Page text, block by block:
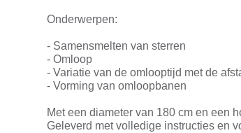
Onderwerpen:
- Samensmelten van sterren
- Omloop
- Variatie van de omlooptijd met de
- Vorming van omloopbanen
Met een diameter van 180 cm en een
Geleverd met volledige instructies en